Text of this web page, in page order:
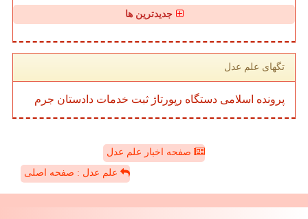
جدیدترین ها
تگهای علم عدل
پرونده اسلامی دستگاه رپورتاژ ثبت خدمات دادستان جرم
صفحه اخبار علم عدل
علم عدل : صفحه اصلی